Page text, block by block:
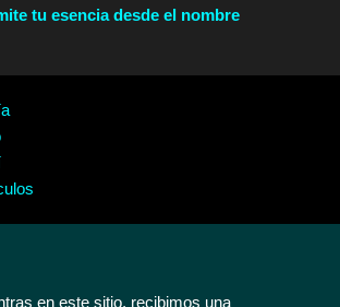
tu esencia desde el nombre
en este sitio, recibimos una